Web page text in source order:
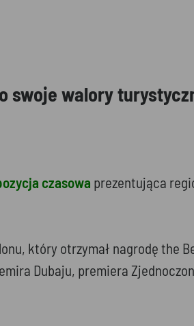
swoje walory
czasowa prezentująca
który otrzymał nagrodę the
Dubaju, premiera